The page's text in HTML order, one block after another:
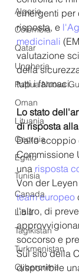
Algeria
Colombia
Qatar
Ungheria
Papua Nuova
Oman
Lituania
Georgia
Egitto
Tunisia
Canada
Libia
Tagikistan
Turkmenistan
Cybercrime
emergenti per
risposta, e
medicinali
valutazione
della
tutti i farmaci.
Lo stato
di risposta
Dallo scoppio
Commissione
una risposta
Von der
team europeo
l'altro, di
soccorso e
Sul sito della
disponibile